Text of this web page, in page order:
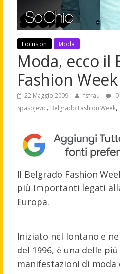
Focus on Moda
Moda, ecco il
Fashion Week
22 Maggio 2009 fsfrau
Spasojevic, Belgrado Fashion Week,
Il Belgrado Fashion
più importanti legati
Europa.
Iniziato nel lontano e
del 1996, è una delle più
manifestazioni di moda